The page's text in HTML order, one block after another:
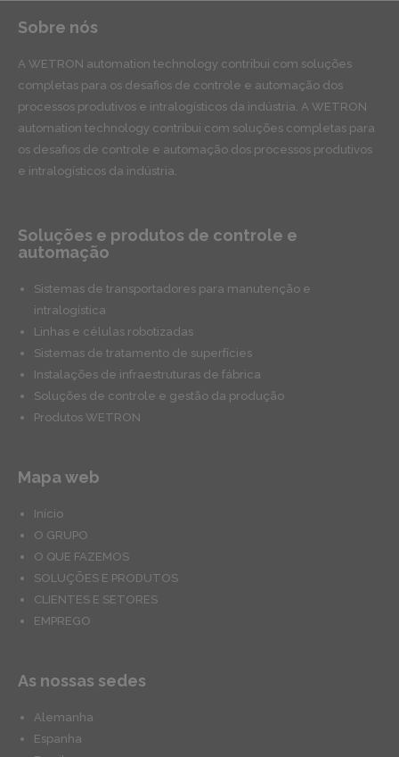
Sobre nós
A WETRON automation technology contribui com soluções
completas para os desafios de controle e automação dos
processos produtivos e intralogísticos da indústria. A WETRON
automation technology contribui com soluções completas para
os desafios de controle e automação dos processos produtivos
e intralogísticos da indústria.
Soluções e produtos de controle e
automação
Sistemas de transportadores para manutenção e
intralogística
Linhas e células robotizadas
Sistemas de tratamento de superfícies
Instalações de infraestruturas de fábrica
Soluções de controle e gestão da produção
Produtos WETRON
Mapa web
Início
O GRUPO
O QUE FAZEMOS
SOLUÇÕES E PRODUTOS
CLIENTES E SETORES
EMPREGO
As nossas sedes
Alemanha
Espanha